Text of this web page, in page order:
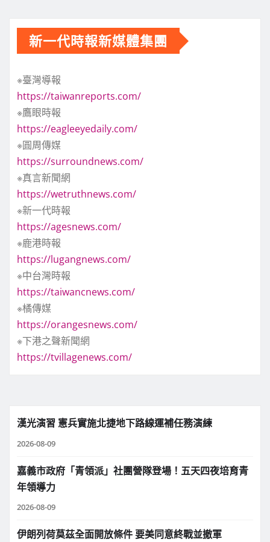
新一代時報新媒體集團
※臺灣導報
https://taiwanreports.com/
※鷹眼時報
https://eagleeyedaily.com/
※圓周傳媒
https://surroundnews.com/
※真言新聞網
https://wetruthnews.com/
※新一代時報
https://agesnews.com/
※鹿港時報
https://lugangnews.com/
※中台灣時報
https://taiwancnews.com/
※橘傳媒
https://orangesnews.com/
※下港之聲新聞網
https://tvillagenews.com/
漢光演習 憲兵實施北捷地下路線運補任務演練
2026-08-09
嘉義市政府「青領派」社團營隊登場！五天四夜培育青
年領導力
2026-08-09
伊朗列荷莫茲全面開放條件 要美同意終戰並撤軍